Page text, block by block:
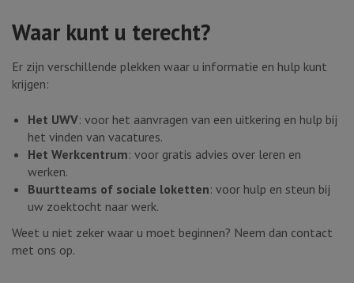
Waar kunt u terecht?
Er zijn verschillende plekken waar u informatie en hulp kunt
krijgen:
Het UWV: voor het aanvragen van een uitkering en hulp bij
het vinden van vacatures.
Het Werkcentrum: voor gratis advies over leren en
werken.
Buurtteams of sociale loketten: voor hulp en steun bij
uw zoektocht naar werk.
Weet u niet zeker waar u moet beginnen? Neem dan contact
met ons op.